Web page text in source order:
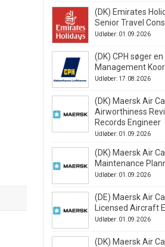
(DK) Emirates
Senior Travel
Udløber: 01.09.2026
(DK) CPH søger
Management
Udløber: 17.08.2026
(DK) Maersk Air
Airworthiness
Records Engineer
Udløber: 01.09.2026
(DK) Maersk Air
Maintenance
Udløber: 01.09.2026
(DE) Maersk Air
Licensed Aircraft
Udløber: 01.09.2026
(DK) Maersk Air